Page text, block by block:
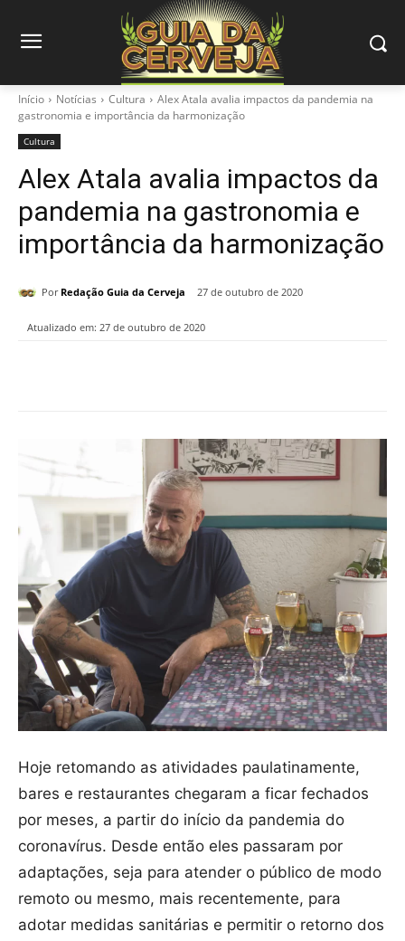
Início Notícias Cultura
Alex Atala avalia impactos da pandemia na
gastronomia e importância da harmonização
Cultura
Alex Atala avalia impactos da
pandemia na gastronomia e
importância da harmonização
Por Redação Guia da Cerveja 27 de outubro de 2020
Atualizado em: 27 de outubro de 2020
Hoje retomando as atividades paulatinamente,
bares e restaurantes chegaram a ficar fechados
por meses, a partir do início da pandemia do
coronavírus. Desde então eles passaram por
adaptações, seja para atender o público de modo
remoto ou mesmo, mais recentemente, para
adotar medidas sanitárias e permitir o retorno dos